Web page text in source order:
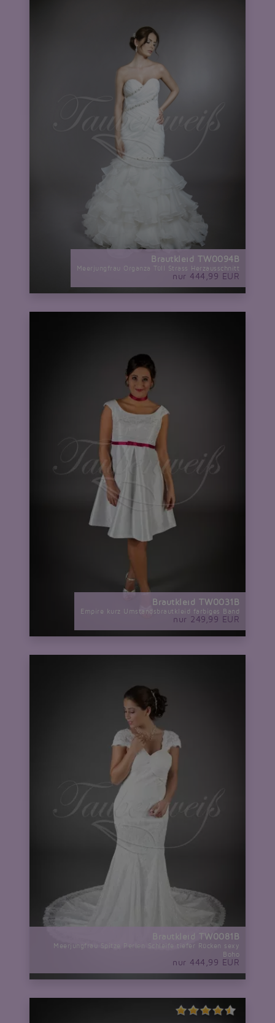
Brautkleid TW0094B
Meerjungfrau Organza Tüll Strass Herzausschnitt
nur 444,99 EUR
Brautkleid TW0031B
Empire kurz Umstandsbrautkleid farbiges Band
nur 249,99 EUR
Brautkleid TW0081B
Meerjungfrau Spitze Perlen Schleife tiefer Rücken sexy
Boho
nur 444,99 EUR